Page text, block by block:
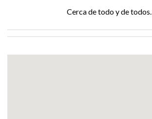
Cerca de todo y de todos.